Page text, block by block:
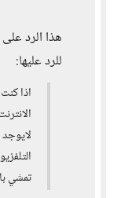
هذا الرد
للرد عليها:
اذا
تمشي